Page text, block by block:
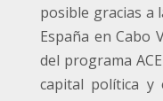
posible gracias a
España en Cabo
del programa
capital política y